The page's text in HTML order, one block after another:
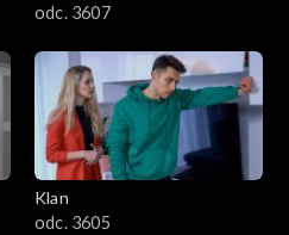
odc. 3607
Klan
odc. 3605